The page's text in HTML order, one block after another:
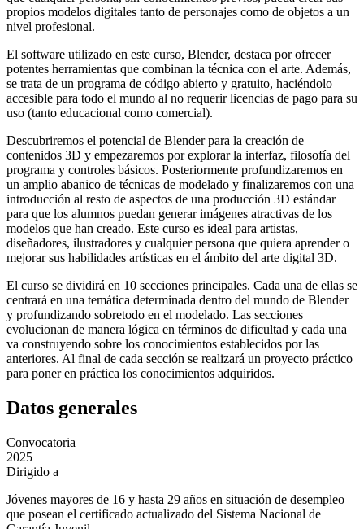
propios modelos digitales tanto de personajes como de objetos a un
nivel profesional.
El software utilizado en este curso, Blender, destaca por ofrecer
potentes herramientas que combinan la técnica con el arte. Además,
se trata de un programa de código abierto y gratuito, haciéndolo
accesible para todo el mundo al no requerir licencias de pago para su
uso (tanto educacional como comercial).
Descubriremos el potencial de Blender para la creación de
contenidos 3D y empezaremos por explorar la interfaz, filosofía del
programa y controles básicos. Posteriormente profundizaremos en
un amplio abanico de técnicas de modelado y finalizaremos con una
introducción al resto de aspectos de una producción 3D estándar
para que los alumnos puedan generar imágenes atractivas de los
modelos que han creado. Este curso es ideal para artistas,
diseñadores, ilustradores y cualquier persona que quiera aprender o
mejorar sus habilidades artísticas en el ámbito del arte digital 3D.
El curso se dividirá en 10 secciones principales. Cada una de ellas se
centrará en una temática determinada dentro del mundo de Blender
y profundizando sobretodo en el modelado. Las secciones
evolucionan de manera lógica en términos de dificultad y cada una
va construyendo sobre los conocimientos establecidos por las
anteriores. Al final de cada sección se realizará un proyecto práctico
para poner en práctica los conocimientos adquiridos.
Datos generales
Convocatoria
2025
Dirigido a
Jóvenes mayores de 16 y hasta 29 años en situación de desempleo
que posean el certificado actualizado del Sistema Nacional de